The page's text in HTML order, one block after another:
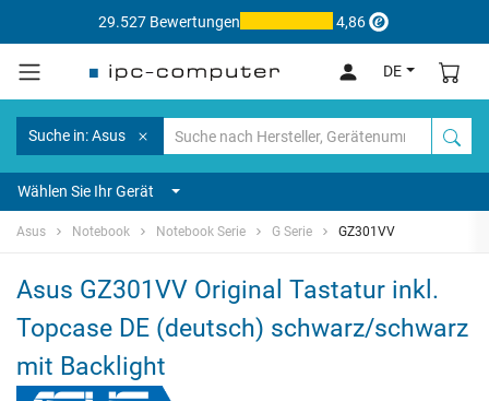
29.527 Bewertungen 4,86
DE
Suche in: Asus
Wählen Sie Ihr Gerät
Asus Notebook Notebook Serie G Serie GZ301VV
Asus GZ301VV Original Tastatur inkl.
Topcase DE (deutsch) schwarz/schwarz
mit Backlight